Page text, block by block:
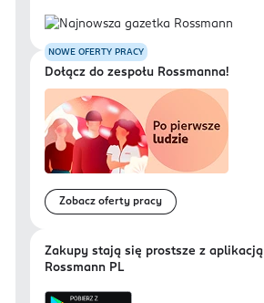
NOWE OFERTY PRACY
Dołącz do zespołu Rossmanna!
Zobacz oferty pracy
Zakupy stają się prostsze z aplikacją
Rossmann PL